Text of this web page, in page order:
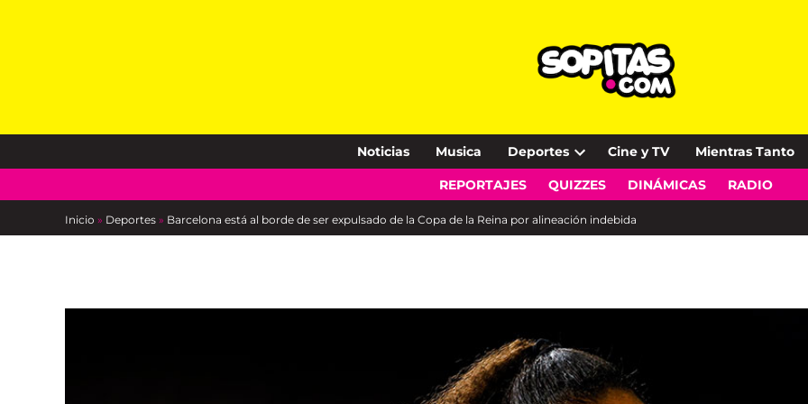
Noticias Musica Deportes
Open
dropdown
Cine y TV Mientras Tanto
REPORTAJES QUIZZES DINÁMICAS RADIO
Inicio » Deportes » Barcelona está al borde de ser expulsado de la Copa de la Reina por alineación indebida